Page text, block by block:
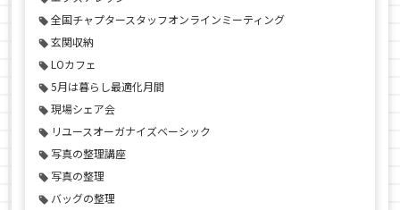
全国チャプタースタッフオンラインミーティング
玄関収納
LOカフェ
5月は暮らし最適化月間
現場シェア会
リユースオーガナイズベーシック
写真の整理講座
写真の整理
バッグの整理